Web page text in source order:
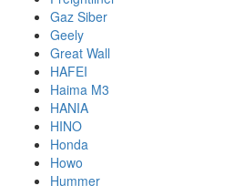
Gaz Siber
Geely
Great Wall
HAFEI
Haima M3
HANIA
HINO
Honda
Howo
Hummer